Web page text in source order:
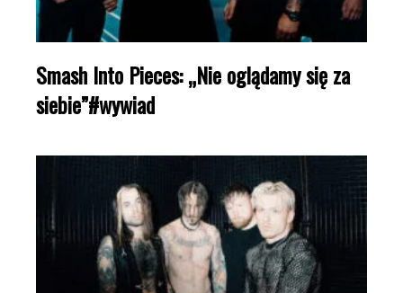
Smash Into Pieces: „Nie oglądamy się za
siebie”#wywiad